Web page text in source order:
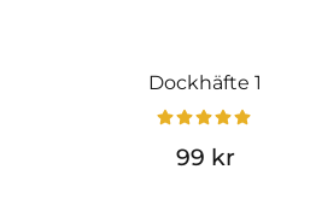
Dockhäfte 1
99 kr